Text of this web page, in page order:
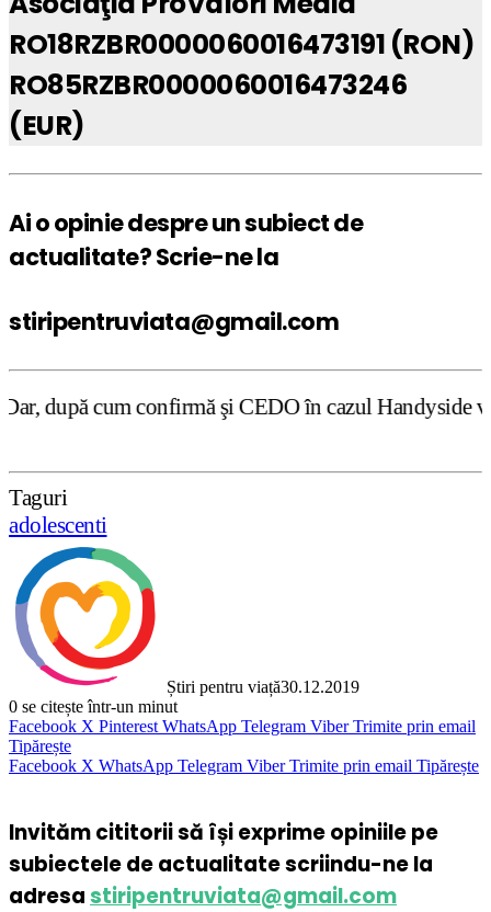
RO18RZBR0000060016473191 (RON)
RO85RZBR0000060016473246
(EUR)
Ai o opinie despre un subiect de
actualitate? Scrie-ne la
stiripentruviata@gmail.com
şi CEDO în cazul Handyside vs. UK (para
Taguri
adolescenti
Știri pentru viață30.12.2019
0 se citește într-un minut
Facebook X Pinterest WhatsApp Telegram Viber Trimite prin email
Tipărește
Facebook X WhatsApp Telegram Viber Trimite prin email Tipărește
Invităm cititorii să își exprime opiniile pe
subiectele de actualitate scriindu-ne la
adresastiripentruviata@gmail.com